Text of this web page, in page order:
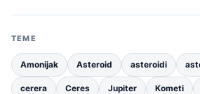
TEME
Amonijak Asteroid asteroidi
cerera Ceres Jupiter Kometi